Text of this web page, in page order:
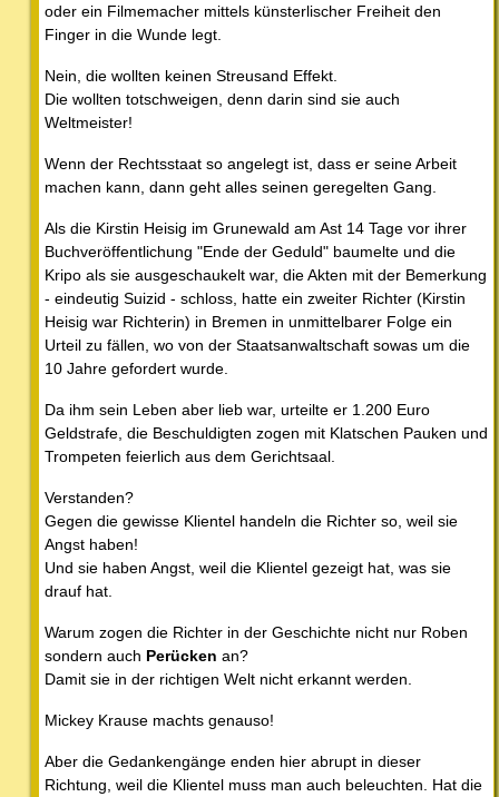
oder ein Filmemacher mittels künsterlischer Freiheit den
Finger in die Wunde legt.
Nein, die wollten keinen Streusand Effekt.
Die wollten totschweigen, denn darin sind sie auch
Weltmeister!
Wenn der Rechtsstaat so angelegt ist, dass er seine Arbeit
machen kann, dann geht alles seinen geregelten Gang.
Als die Kirstin Heisig im Grunewald am Ast 14 Tage vor ihrer
Buchveröffentlichung "Ende der Geduld" baumelte und die
Kripo als sie ausgeschaukelt war, die Akten mit der Bemerkung
- eindeutig Suizid - schloss, hatte ein zweiter Richter (Kirstin
Heisig war Richterin) in Bremen in unmittelbarer Folge ein
Urteil zu fällen, wo von der Staatsanwaltschaft sowas um die
10 Jahre gefordert wurde.
Da ihm sein Leben aber lieb war, urteilte er 1.200 Euro
Geldstrafe, die Beschuldigten zogen mit Klatschen Pauken und
Trompeten feierlich aus dem Gerichtsaal.
Verstanden?
Gegen die gewisse Klientel handeln die Richter so, weil sie
Angst haben!
Und sie haben Angst, weil die Klientel gezeigt hat, was sie
drauf hat.
Warum zogen die Richter in der Geschichte nicht nur Roben
sondern auch Perücken an?
Damit sie in der richtigen Welt nicht erkannt werden.
Mickey Krause machts genauso!
Aber die Gedankengänge enden hier abrupt in dieser
Richtung, weil die Klientel muss man auch beleuchten. Hat die